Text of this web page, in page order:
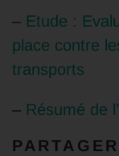
– Etude :
place contre
transports
– Résumé de
PARTAGER